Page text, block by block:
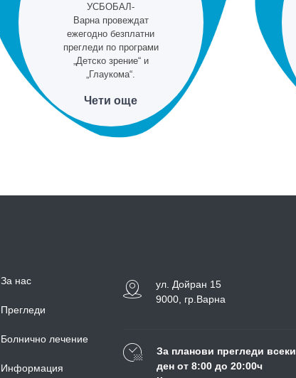
УСБОБАЛ-
Варна провеждат
ежегодно безплатни
прегледи по програми
„Детско зрение“ и
„Глаукома“.
Чети още
За нас
Прегледи
Болнично лечение
Информация
ул. Дойран 15
9000, гр.Варна
За планови прегледи всеки
ден от 8:00 до 20:00ч